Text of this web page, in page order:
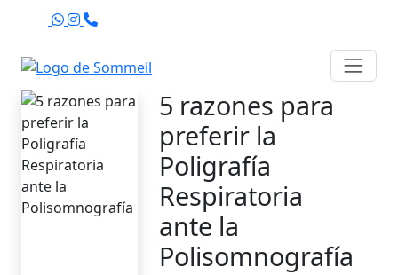
5 razones para
preferir la
Poligrafía
Respiratoria
ante la
Polisomnografía